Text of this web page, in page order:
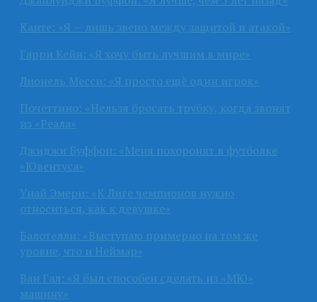
Канте: «Я — лишь звено между защитой и атакой»
Гарри Кейн: «Я хочу быть лучшим в мире»
Лионель Месси: «Я просто ещё один игрок»
Почеттино: «Нельзя бросать трубку, когда звонят
из «Реала»
Джиджи Буффон: «Меня похоронят в футболке
«Ювентуса»
Унай Эмери: «К Лиге чемпионов нужно
относиться, как к девушке»
Балотелли: «Выступаю примерно на том же
уровне, что и Неймар»
Ван Гал: «Я был способен сделать из «МЮ»
машину»